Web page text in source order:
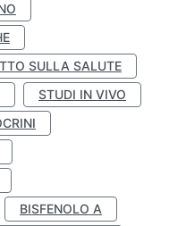
SULLA SALUTE
STUDI IN VIVO
BISFENOLO A